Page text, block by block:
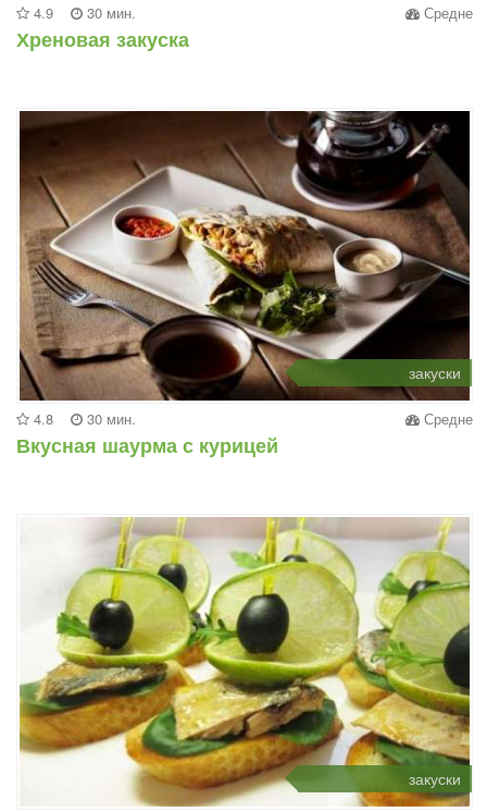
4.9 30 мин. Средне
Хреновая закуска
закуски
4.8 30 мин. Средне
Вкусная шаурма с курицей
закуски